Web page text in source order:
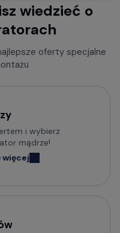
parkingowym
ruchu
i dyskretne
komend głosowych
tablice w nocy (z
wiedzieć o
oferty specjalne
i wybierz
mądrze!
więcej